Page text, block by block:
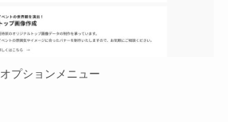
オプションメニュー